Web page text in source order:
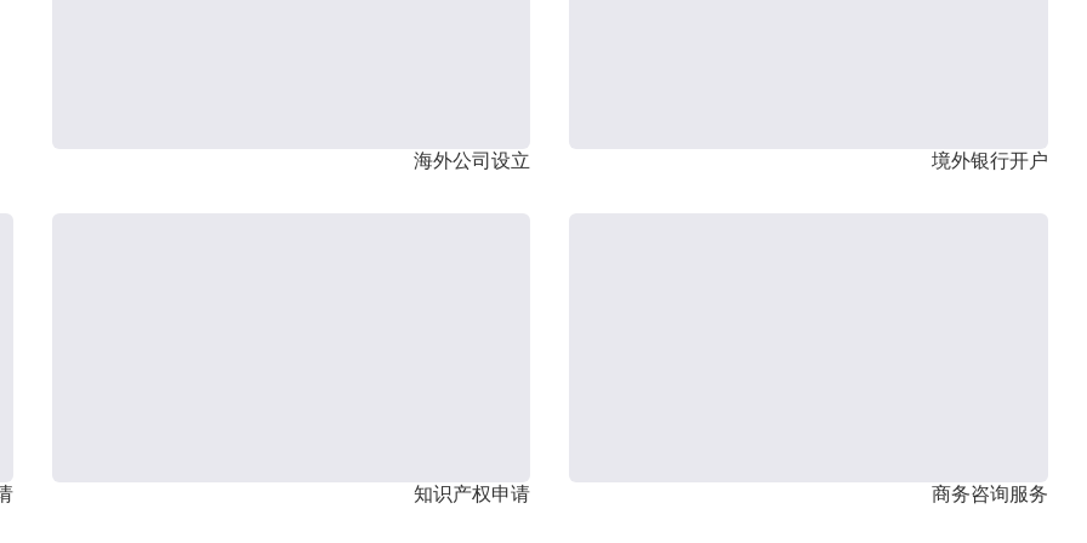
海外公司设立 境外银行开户
知识产权申请 商务咨询服务